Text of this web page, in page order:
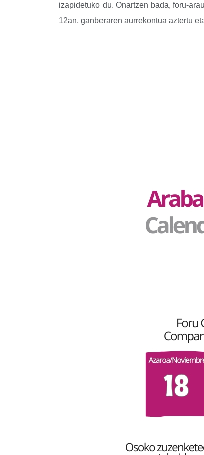
izapidetuko du. Onartzen bada, foru-
12an, ganberaren aurrekontua aztertu